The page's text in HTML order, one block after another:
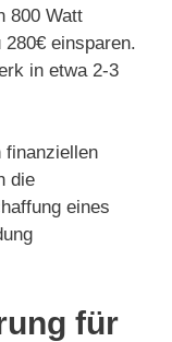
800 Watt
einsparen.
in etwa 2-3
finanziellen
die
eines
für